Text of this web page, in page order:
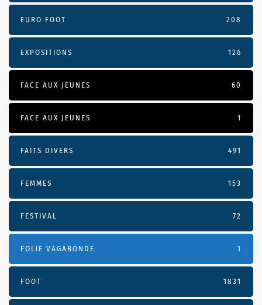
EURO FOOT 208
EXPOSITIONS 126
FACE AUX JEUNES 60
FACE AUX JEUNES 1
FAITS DIVERS 491
FEMMES 153
FESTIVAL 72
FOLIE VAGABONDE 1
FOOT 1831